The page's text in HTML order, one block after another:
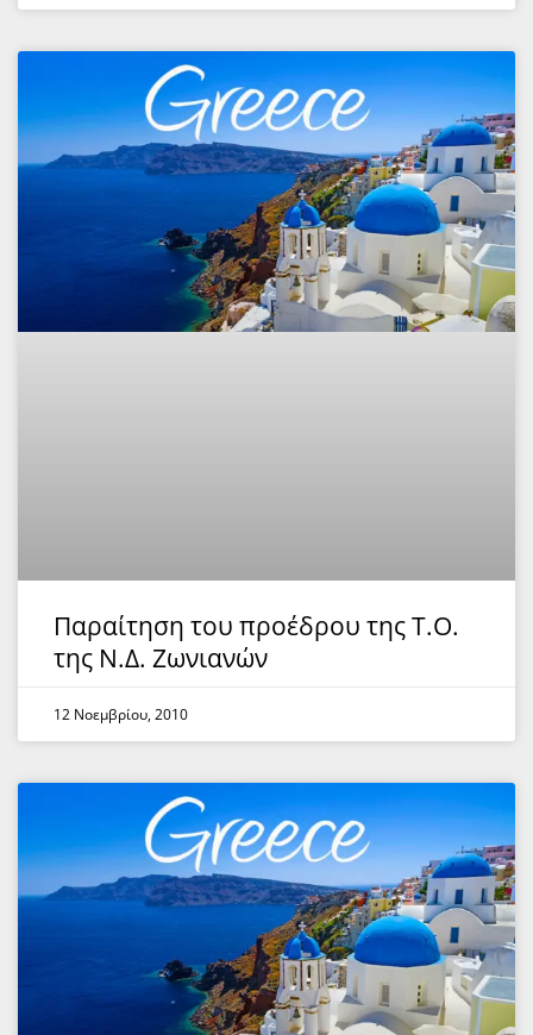
Παραίτηση του προέδρου της Τ.Ο.
της Ν.Δ. Ζωνιανών
12 Νοεμβρίου, 2010